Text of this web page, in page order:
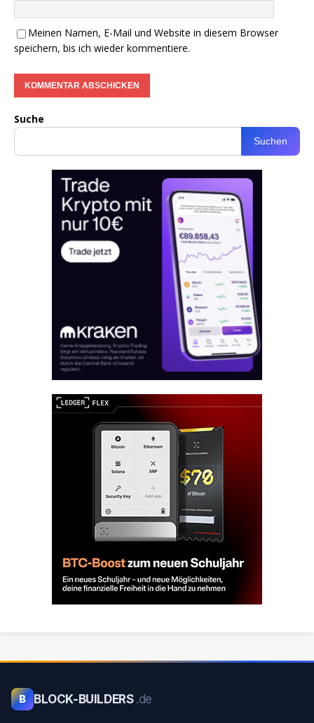
Meinen Namen, E-Mail und Website in diesem Browser
speichern, bis ich wieder kommentiere.
Suche
Suchen
B BLOCK-BUILDERS .de